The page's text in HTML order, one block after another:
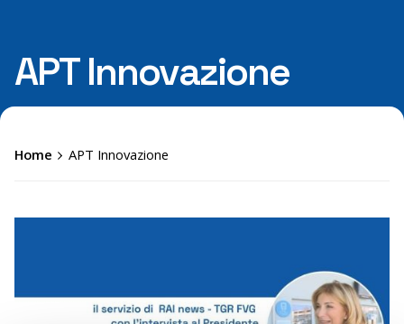
APT Innovazione
Home APT Innovazione